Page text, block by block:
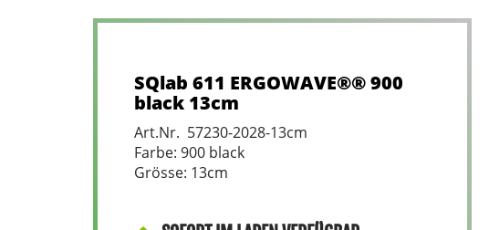
SQlab 611 ERGOWAVE®® 900
black 13cm
Art.Nr. 57230-2028-13cm
Farbe: 900 black
Grösse: 13cm